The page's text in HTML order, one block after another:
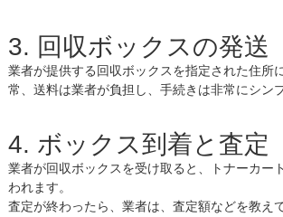
3. 回収ボックスの発送
業者が提供する回収ボックスを指定された住所
常、送料は業者が負担し、手続きは非常にシン
4. ボックス到着と査定
業者が回収ボックスを受け取ると、トナーカー
われます。
査定が終わったら、業者は、査定額などを教え